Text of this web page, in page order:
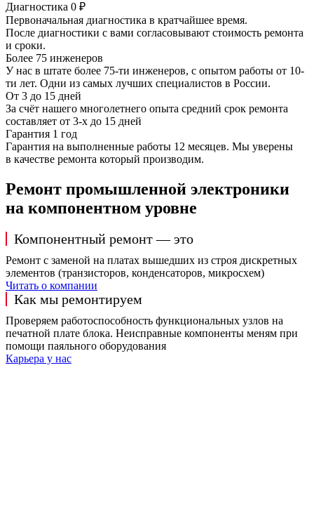
Диагностика 0 ₽
Первоначальная диагностика в кратчайшее время.
После диагностики с вами согласовывают стоимость ремонта
и сроки.
Более 75 инженеров
У нас в штате более 75-ти инженеров, с опытом работы от 10-
ти лет. Одни из самых лучших специалистов в России.
От 3 до 15 дней
За счёт нашего многолетнего опыта средний срок ремонта
составляет от 3-х до 15 дней
Гарантия 1 год
Гарантия на выполненные работы 12 месяцев. Мы уверены
в качестве ремонта который производим.
Ремонт промышленной электроники
на компонентном уровне
Компонентный ремонт — это
Ремонт с заменой на платах вышедших из строя дискретных
элементов (транзисторов, конденсаторов, микросхем)
Читать о компании
Как мы ремонтируем
Проверяем работоспособность функциональных узлов на
печатной плате блока. Неисправные компоненты меням при
помощи паяльного оборудования
Карьера у нас